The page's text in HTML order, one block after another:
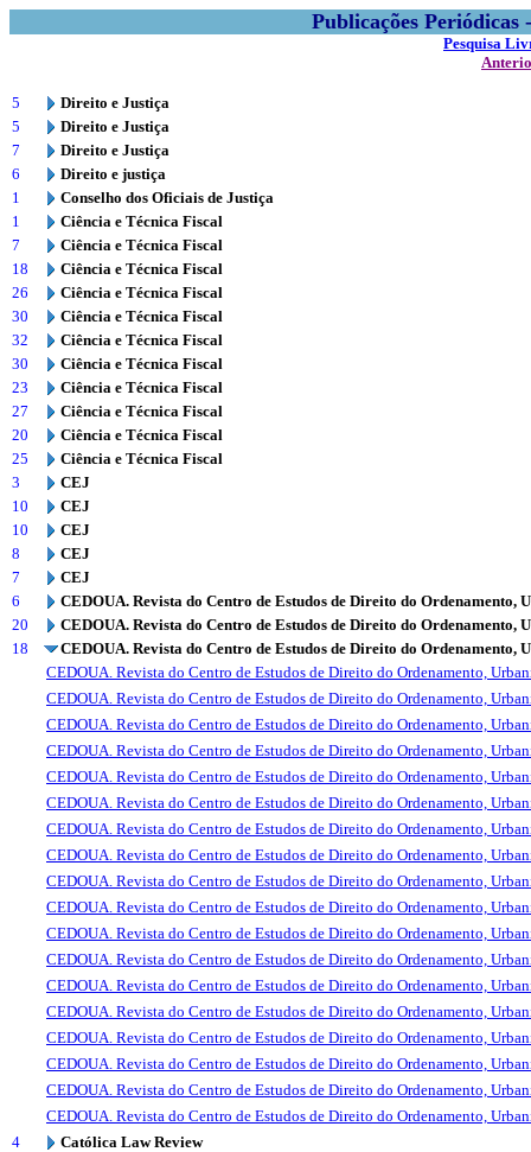
Publicações
Pesquisa
5
Direito e Justiça
5
Direito e Justiça
7
Direito e Justiça
6
Direito e justiça
1
Conselho dos Oficiais de Justiça
1
Ciência e Técnica Fiscal
7
Ciência e Técnica Fiscal
18
Ciência e Técnica Fiscal
26
Ciência e Técnica Fiscal
30
Ciência e Técnica Fiscal
32
Ciência e Técnica Fiscal
30
Ciência e Técnica Fiscal
23
Ciência e Técnica Fiscal
27
Ciência e Técnica Fiscal
20
Ciência e Técnica Fiscal
25
Ciência e Técnica Fiscal
3
CEJ
10
CEJ
10
CEJ
8
CEJ
7
CEJ
6
CEDOUA. Revista do Centro de Estudos de Direito do Ordenamento,
20
CEDOUA. Revista do Centro de Estudos de Direito do Ordenamento,
18
CEDOUA. Revista do Centro de Estudos de Direito do Ordenamento,
CEDOUA. Revista do Centro de Estudos de Direito do Ordenamento,
CEDOUA. Revista do Centro de Estudos de Direito do Ordenamento,
CEDOUA. Revista do Centro de Estudos de Direito do Ordenamento,
CEDOUA. Revista do Centro de Estudos de Direito do Ordenamento,
CEDOUA. Revista do Centro de Estudos de Direito do Ordenamento,
CEDOUA. Revista do Centro de Estudos de Direito do Ordenamento,
CEDOUA. Revista do Centro de Estudos de Direito do Ordenamento,
CEDOUA. Revista do Centro de Estudos de Direito do Ordenamento,
CEDOUA. Revista do Centro de Estudos de Direito do Ordenamento,
CEDOUA. Revista do Centro de Estudos de Direito do Ordenamento,
CEDOUA. Revista do Centro de Estudos de Direito do Ordenamento,
CEDOUA. Revista do Centro de Estudos de Direito do Ordenamento,
CEDOUA. Revista do Centro de Estudos de Direito do Ordenamento,
CEDOUA. Revista do Centro de Estudos de Direito do Ordenamento,
CEDOUA. Revista do Centro de Estudos de Direito do Ordenamento,
CEDOUA. Revista do Centro de Estudos de Direito do Ordenamento,
CEDOUA. Revista do Centro de Estudos de Direito do Ordenamento,
CEDOUA. Revista do Centro de Estudos de Direito do Ordenamento,
4
Católica Law Review